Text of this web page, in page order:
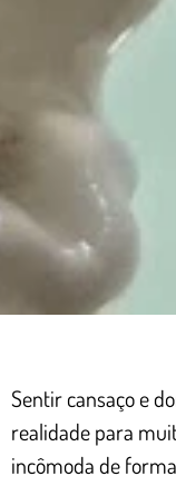
Sentir cansaço e
realidade para
incômoda de